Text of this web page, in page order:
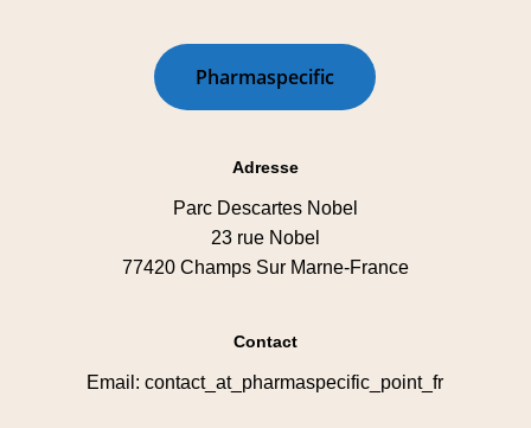
Pharmaspecific
Adresse
Parc Descartes Nobel
23 rue Nobel
77420 Champs Sur Marne-France
Contact
Email: contact_at_pharmaspecific_point_fr